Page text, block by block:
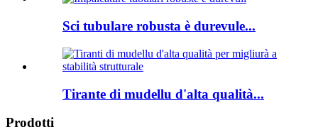
Sci tubulare robusta è durevule...
Tirante di mudellu d'alta qualità...
Prodotti